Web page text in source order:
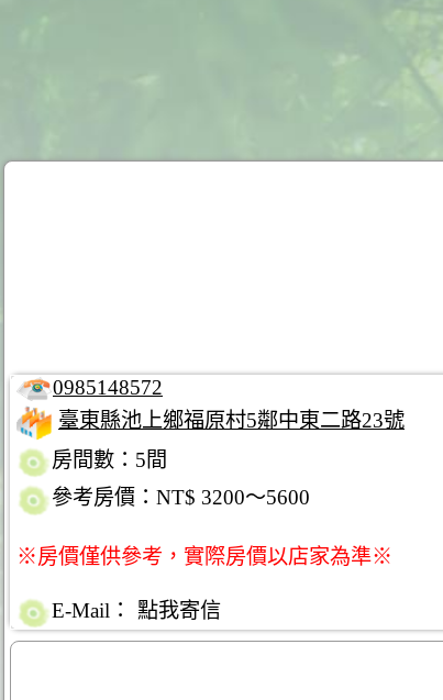
0985148572
臺東縣池上鄉福原村5鄰中東二路23號
房間數：5間
參考房價：NT$ 3200～5600
※房價僅供參考，實際房價以店家為準※
E-Mail： 點我寄信